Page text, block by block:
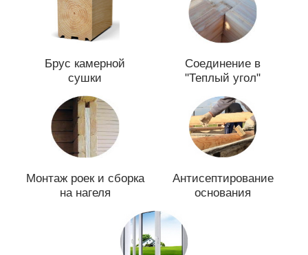
Брус камерной
сушки
Соединение в
"Теплый угол"
Монтаж роек и сборка
на нагеля
Антисептирование
основания